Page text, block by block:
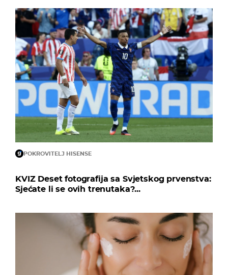
POKROVITELJ HISENSE
KVIZ Deset fotografija sa Svjetskog prvenstva:
Sjećate li se ovih trenutaka?...